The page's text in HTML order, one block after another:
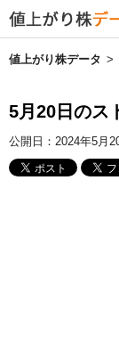
値上がり株データ
5月20日のス
公開日： 2024年5月